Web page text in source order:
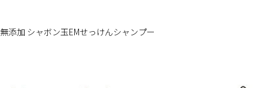
無添加 シャボン玉EMせっけんシャンプー